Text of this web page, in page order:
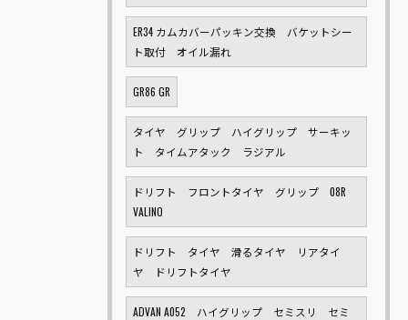
ER34 カムカバーパッキン交換 バケットシー
ト取付 オイル漏れ
GR86 GR
タイヤ グリップ ハイグリップ サーキッ
ト タイムアタック ラジアル
ドリフト フロントタイヤ グリップ 08R
VALINO
ドリフト タイヤ 滑るタイヤ リアタイ
ヤ ドリフトタイヤ
ADVAN A052 ハイグリップ セミスリ セミ